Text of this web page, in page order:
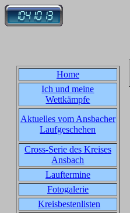
Home
Ich und meine
Wettkämpfe
Aktuelles vom Ansbacher
Laufgeschehen
Cross-Serie des Kreises
Ansbach
Lauftermine
Fotogalerie
Kreisbestenlisten